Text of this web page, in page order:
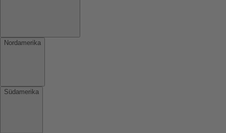
Nordamerika
Südamerika